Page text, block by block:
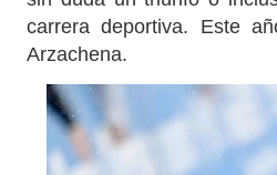
carrera deportiva. Este
Arzachena.